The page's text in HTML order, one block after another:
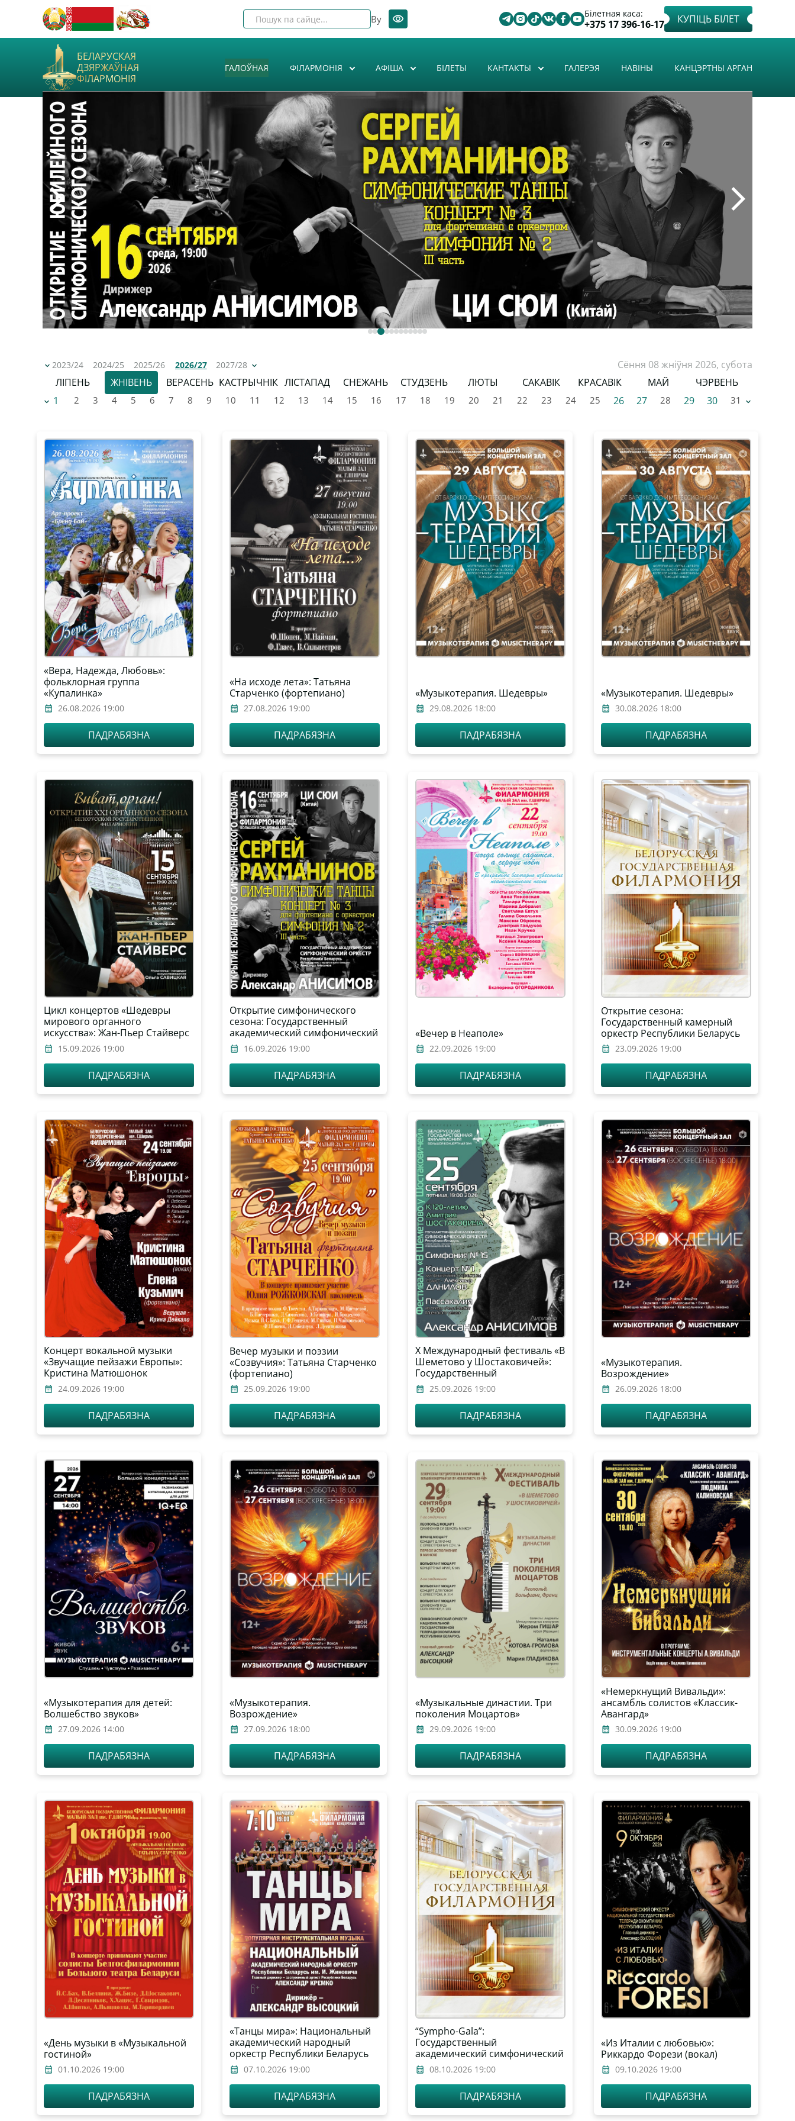
Білетная каса:
+375 17 396-16-17 КУПІЦЬ БІЛЕТ
By
БЕЛАРУСКАЯ
ДЗЯРЖАЎНАЯ
ФІЛАРМОНІЯ
ГАЛОЎНАЯ ФІЛАРМОНІЯ АФIША БІЛЕТЫ КАНТАКТЫ ГАЛЕРЭЯ НАВІНЫ КАНЦЭРТНЫ АРГАН
2023/24 2024/25 2025/26 2026/27 2027/28
Сёння 08 жніўня 2026, субота
ЛІПЕНЬ
ЖНІВЕНЬ ВЕРАСЕНЬ КАСТРЫЧНІК ЛІСТАПАД СНЕЖАНЬ СТУДЗЕНЬ ЛЮТЫ САКАВІК КРАСАВІК МАЙ
ЧЭРВЕНЬ
1
2 3 4 5 6 7 8 9 10 11 12 13 14 15 16 17 18 19 20 21 22 23 24 25 26 27 28 29 30 31
«Вера, Надежда, Любовь»:
фольклорная группа
«Купалинка»
26.08.2026 19:00
ПАДРАБЯЗНА
«На исходе лета»: Татьяна
Старченко (фортепиано)
27.08.2026 19:00
ПАДРАБЯЗНА
«Музыкотерапия. Шедевры»
29.08.2026 18:00
ПАДРАБЯЗНА
«Музыкотерапия. Шедевры»
30.08.2026 18:00
ПАДРАБЯЗНА
Цикл концертов «Шедевры
мирового органного
искусства»: Жан-Пьер Стайверс
(Нидерланды)
15.09.2026 19:00
ПАДРАБЯЗНА
Открытие симфонического
сезона: Государственный
академический симфонический
оркестр Республики Беларусь,
дирижёр – Александр
Анисимов, солист – Ци
Сюи (фортепиано, Китай)
16.09.2026 19:00
ПАДРАБЯЗНА
«Вечер в Неаполе»
22.09.2026 19:00
ПАДРАБЯЗНА
Открытие сезона:
Государственный камерный
оркестр Республики Беларусь
23.09.2026 19:00
ПАДРАБЯЗНА
Концерт вокальной музыки
«Звучащие пейзажи Европы»:
Кристина Матюшонок
(сопрано), Елена Кузьмич
(фортепиано)
24.09.2026 19:00
ПАДРАБЯЗНА
Вечер музыки и поэзии
«Созвучия»: Татьяна Старченко
(фортепиано)
25.09.2026 19:00
ПАДРАБЯЗНА
Х Международный фестиваль «В
Шеметово у Шостаковичей»:
Государственный
академический симфонический
оркестр Республики Беларусь,
дирижёр – Александр
Анисимов, солист – Александр
Данилов (фортепиано)
25.09.2026 19:00
ПАДРАБЯЗНА
«Музыкотерапия.
Возрождение»
26.09.2026 18:00
ПАДРАБЯЗНА
«Музыкотерапия для детей:
Волшебство звуков»
27.09.2026 14:00
ПАДРАБЯЗНА
«Музыкотерапия.
Возрождение»
27.09.2026 18:00
ПАДРАБЯЗНА
«Музыкальные династии. Три
поколения Моцартов»
29.09.2026 19:00
ПАДРАБЯЗНА
«Немеркнущий Вивальди»:
ансамбль солистов «Классик-
Авангард»
30.09.2026 19:00
ПАДРАБЯЗНА
«День музыки в «Музыкальной
гостиной»
01.10.2026 19:00
ПАДРАБЯЗНА
«Танцы мира»: Национальный
академический народный
оркестр Республики Беларусь
им. И.Жиновича
07.10.2026 19:00
ПАДРАБЯЗНА
“Sympho-Gala”:
Государственный
академический симфонический
оркестр Республики Беларусь,
дирижёр – Александр
Анисимов, солист – Александр
Рамм (виолончель, Россия)
08.10.2026 19:00
ПАДРАБЯЗНА
«Из Италии с любовью»:
Риккардо Форези (вокал)
09.10.2026 19:00
ПАДРАБЯЗНА